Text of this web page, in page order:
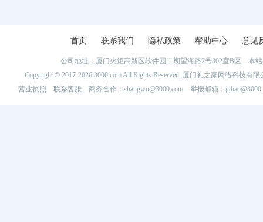
首页 联系我们 隐私政策 帮助中心 意见
公司地址：厦门火炬高新区软件园二期望海路2号302室B区 本
Copyright © 2017-2026 3000.com All Rights Reserved. 厦门礼之家网络科技
营业执照
联系客服 商务合作：shangwu@3000.com 举报邮箱：